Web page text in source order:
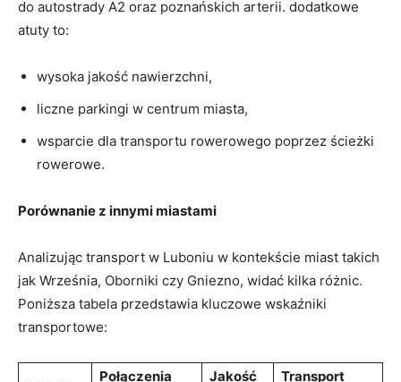
do autostrady A2 oraz poznańskich arterii. dodatkowe
atuty to:
wysoka jakość nawierzchni,
liczne parkingi w centrum miasta,
wsparcie dla transportu rowerowego poprzez ścieżki
rowerowe.
Porównanie z innymi miastami
Analizując transport w Luboniu w kontekście miast takich
jak Września, Oborniki czy Gniezno, widać kilka różnic.
Poniższa tabela przedstawia kluczowe wskaźniki
transportowe:
Połączenia
Jakość
Transport